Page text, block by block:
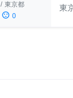
/ 東京都
sentiment_dissatisfied 0
東